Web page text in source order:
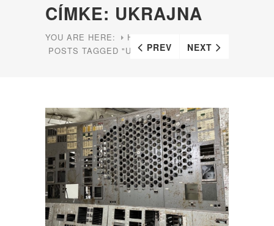
CÍMKE: UKRAJNA
YOU ARE HERE:
HOME
POSTS TAGGED "UKRAJNA"
PREV NEXT